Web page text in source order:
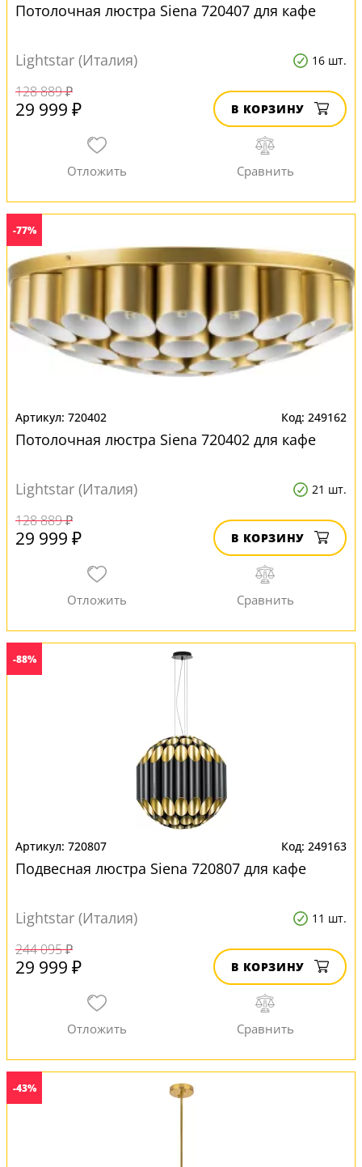
Потолочная люстра Siena 720407 для кафе
Lightstar (Италия) 16 шт.
128 889 ₽
29 999 ₽ В КОРЗИНУ
-77%
720402 249162
Потолочная люстра Siena 720402 для кафе
Lightstar (Италия) 21 шт.
128 889 ₽
29 999 ₽ В КОРЗИНУ
-88%
720807 249163
Подвесная люстра Siena 720807 для кафе
Lightstar (Италия) 11 шт.
244 095 ₽
29 999 ₽ В КОРЗИНУ
-43%